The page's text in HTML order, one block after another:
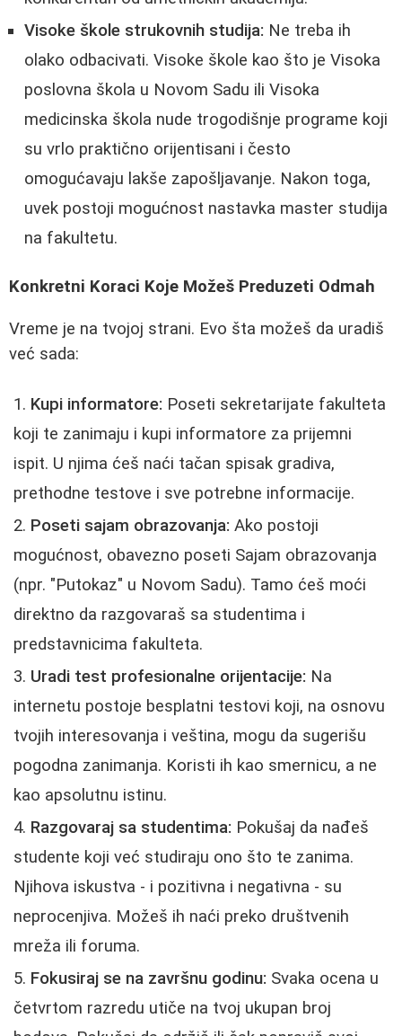
Visoke škole strukovnih studija: Ne treba ih
olako odbacivati. Visoke škole kao što je Visoka
poslovna škola u Novom Sadu ili Visoka
medicinska škola nude trogodišnje programe koji
su vrlo praktično orijentisani i često
omogućavaju lakše zapošljavanje. Nakon toga,
uvek postoji mogućnost nastavka master studija
na fakultetu.
Konkretni Koraci Koje Možeš Preduzeti Odmah
Vreme je na tvojoj strani. Evo šta možeš da uradiš
već sada:
Kupi informatore: Poseti sekretarijate fakulteta
koji te zanimaju i kupi informatore za prijemni
ispit. U njima ćeš naći tačan spisak gradiva,
prethodne testove i sve potrebne informacije.
Poseti sajam obrazovanja: Ako postoji
mogućnost, obavezno poseti Sajam obrazovanja
(npr. "Putokaz" u Novom Sadu). Tamo ćeš moći
direktno da razgovaraš sa studentima i
predstavnicima fakulteta.
Uradi test profesionalne orijentacije: Na
internetu postoje besplatni testovi koji, na osnovu
tvojih interesovanja i veština, mogu da sugerišu
pogodna zanimanja. Koristi ih kao smernicu, a ne
kao apsolutnu istinu.
Razgovaraj sa studentima: Pokušaj da nađeš
studente koji već studiraju ono što te zanima.
Njihova iskustva - i pozitivna i negativna - su
neprocenjiva. Možeš ih naći preko društvenih
mreža ili foruma.
Fokusiraj se na završnu godinu: Svaka ocena u
četvrtom razredu utiče na tvoj ukupan broj